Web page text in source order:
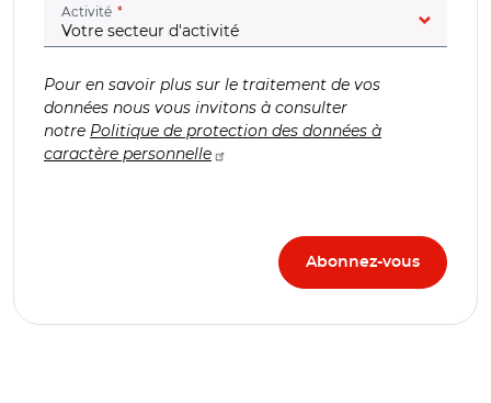
Activité (champ obligatoire)
Pour en savoir plus sur le traitement de vos
données nous vous invitons à consulter
notre Politique de protection des données à
caractère personnelle